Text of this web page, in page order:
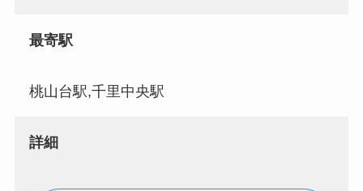
最寄駅
桃山台駅,千里中央駅
詳細